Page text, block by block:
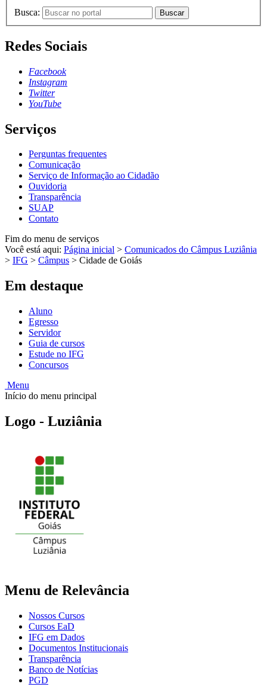
Busca: Buscar
Redes Sociais
Facebook
Instagram
Twitter
YouTube
Serviços
Perguntas frequentes
Comunicação
Serviço de Informação ao Cidadão
Ouvidoria
Transparência
SUAP
Contato
Fim do menu de serviços
Você está aqui: Página inicial > Comunicados do Câmpus Luziânia
> IFG > Câmpus > Cidade de Goiás
Em destaque
Aluno
Egresso
Servidor
Guia de cursos
Estude no IFG
Concursos
Menu
Início do menu principal
Logo - Luziânia
Menu de Relevância
Nossos Cursos
Cursos EaD
IFG em Dados
Documentos Institucionais
Transparência
Banco de Notícias
PGD